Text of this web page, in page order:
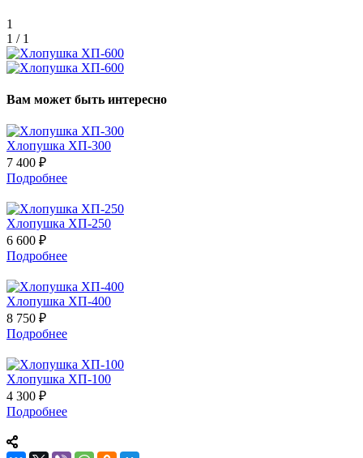
1
1 / 1
Вам может быть интересно
Хлопушка ХП-300
7 400 ₽
Подробнее
Хлопушка ХП-250
6 600 ₽
Подробнее
Хлопушка ХП-400
8 750 ₽
Подробнее
Хлопушка ХП-100
4 300 ₽
Подробнее